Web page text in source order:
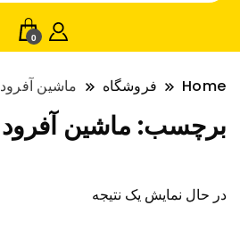
0
Home فروشگاه ماشین آفرود
برچسب: ماشین آفرود
در حال نمایش یک نتیجه